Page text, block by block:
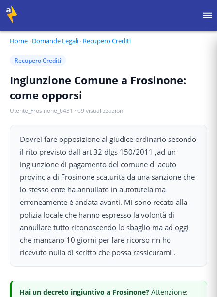
Home · Domande Legali · Recupero Crediti
Recupero Crediti
Ingiunzione Comune a Frosinone:
come opporsi
Utente_Frosinone_6431 · 69 visualizzazioni
Dovrei fare opposizione al giudice ordinario secondo
il rito previsto dall art 32 dlgs 150/2011 ,ad un
ingiunzione di pagamento del comune di acuto
provincia di Frosinone scaturita da una sanzione che
lo stesso ente ha annullato in autotutela ma
erroneamente è andata avanti. Mi sono recato alla
polizia locale che hanno espresso la volontà di
annullare tutto riconoscendo lo sbaglio ma ad oggi
che mancano 10 giorni per fare ricorso nn ho
ricevuto nulla di scritto che possa rassicurami .
Hai un decreto ingiuntivo a Frosinone? Attenzione: